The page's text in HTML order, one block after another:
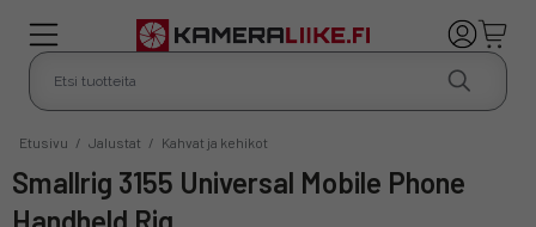
Etusivu / Jalustat / Kahvat ja kehikot
Smallrig 3155 Universal Mobile Phone